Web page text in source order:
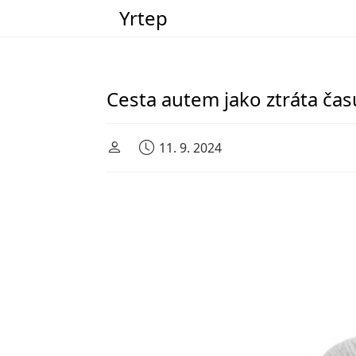
Main Navigation
Yrtep
Cesta autem jako ztráta
11. 9. 2024